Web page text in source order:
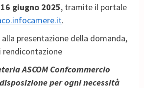
16 giugno 2025, tramite il portale
.
presentazione della domanda,
rendicontazione
ASCOM Confcommercio
per ogni necessità